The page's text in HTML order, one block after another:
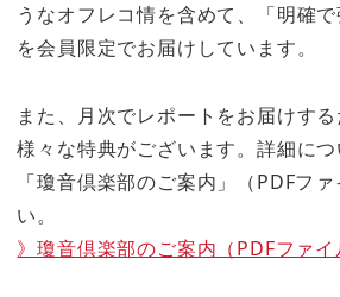
うなオフレコ情を含めて、「明確で
を会員限定でお届けしています。
また、月次でレポートをお届けする
様々な特典がございます。詳細に
「瓊音倶楽部のご案内」（PDFフ
い。
》瓊音倶楽部のご案内（PDFファイ